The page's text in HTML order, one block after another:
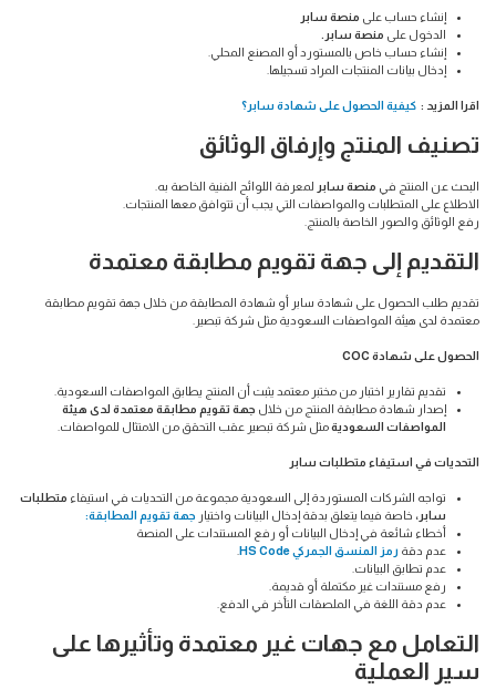
إنشاء حساب علىمنصة سابر
الدخول علىمنصة سابر.
إنشاء حساب خاص بالمستورد أو المصنع المحلي.
إدخال بيانات المنتجات المراد تسجيلها.
اقرا المزيد :كيفية الحصول على شهادة سابر؟
تصنيف المنتج وإرفاق الوثائق
البحث عن المنتج فيمنصة سابرلمعرفة اللوائح الفنية الخاصة به.
الاطلاع على المتطلبات والمواصفات التي يجب أن تتوافق معها المنتجات.
رفع الوثائق والصور الخاصة بالمنتج.
التقديم إلى جهة تقويم مطابقة معتمدة
تقديم طلب الحصول على شهادة سابر أو شهادة المطابقة من خلال جهة تقويم مطابقة
معتمدة لدى هيئة المواصفات السعودية مثل شركة تبصير.
الحصول على شهادة COC
تقديم تقارير اختبار من مختبر معتمد يثبت أن المنتج يطابق المواصفات السعودية.
إصدار شهادة مطابقة المنتج من خلالجهة تقويم مطابقة معتمدة لدى هيئة
المواصفات السعوديةمثل شركة تبصير عقب التحقق من الامتثال للمواصفات.
التحديات في استيفاء متطلبات سابر
تواجه الشركات المستوردة إلى السعودية مجموعة من التحديات في استيفاءمتطلبات
سابر،خاصة فيما يتعلق بدقة إدخال البيانات واختيارجهة تقويم المطابقة:
أخطاء شائعة في إدخال البيانات أو رفع المستندات على المنصة
عدم دقةرمز المنسق الجمركي HS Code
.
عدم تطابق البيانات.
رفع مستندات غير مكتملة أو قديمة.
عدم دقة اللغة في الملصقات التأخر في الدفع.
التعامل مع جهات غير معتمدة وتأثيرها على
سير العملية